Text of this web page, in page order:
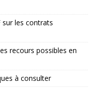
sur les contrats
recours possibles en
à consulter